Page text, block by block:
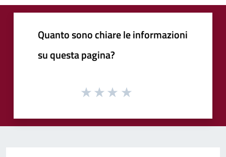
Quanto sono chiare le informazioni
su questa pagina?